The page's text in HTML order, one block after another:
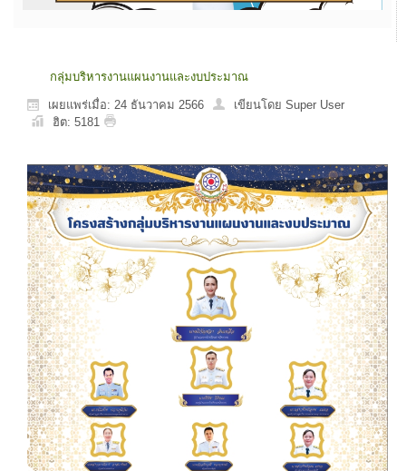
กลุ่มบริหารงานแผนงานและงบประมาณ
เผยแพร่เมื่อ: 24 ธันวาคม 2566
เขียนโดย Super User
ฮิต: 5181